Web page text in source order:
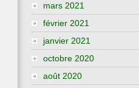
mars 2021
février 2021
janvier 2021
octobre 2020
août 2020